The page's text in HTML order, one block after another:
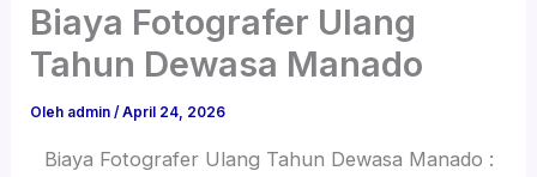
Biaya Fotografer Ulang
Tahun Dewasa Manado
Oleh admin/April 24, 2026
Biaya Fotografer Ulang Tahun Dewasa Manado :